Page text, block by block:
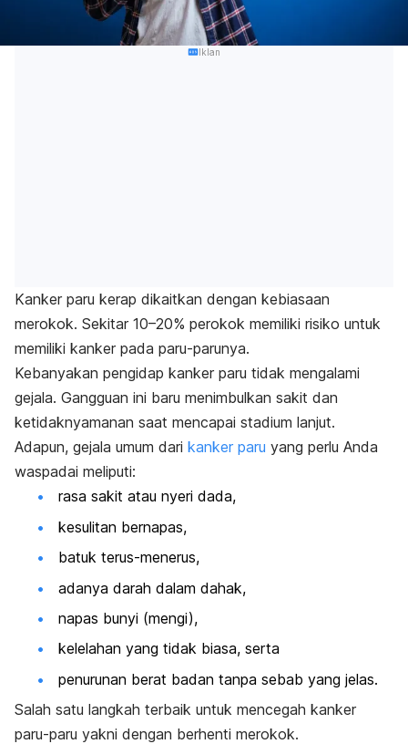
Iklan
Kanker paru kerap dikaitkan dengan kebiasaan
merokok. Sekitar 10–20% perokok memiliki risiko untuk
memiliki kanker pada paru-parunya.
Kebanyakan pengidap kanker paru tidak mengalami
gejala. Gangguan ini baru menimbulkan sakit dan
ketidaknyamanan saat mencapai stadium lanjut.
Adapun, gejala umum dari kanker paru yang perlu Anda
waspadai meliputi:
rasa sakit atau nyeri dada,
kesulitan bernapas,
batuk terus-menerus,
adanya darah dalam dahak,
napas bunyi (mengi),
kelelahan yang tidak biasa, serta
penurunan berat badan tanpa sebab yang jelas.
Salah satu langkah terbaik untuk mencegah kanker
paru-paru yakni dengan berhenti merokok.